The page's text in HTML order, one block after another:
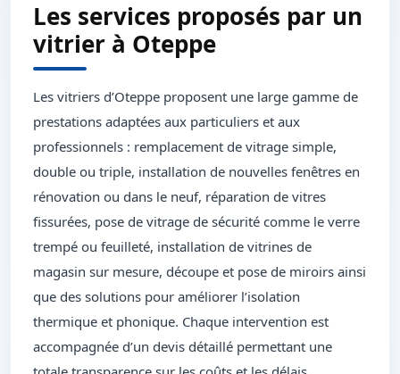
Les services proposés par un
vitrier à Oteppe
Les vitriers d’Oteppe proposent une large gamme de
prestations adaptées aux particuliers et aux
professionnels : remplacement de vitrage simple,
double ou triple, installation de nouvelles fenêtres en
rénovation ou dans le neuf, réparation de vitres
fissurées, pose de vitrage de sécurité comme le verre
trempé ou feuilleté, installation de vitrines de
magasin sur mesure, découpe et pose de miroirs ainsi
que des solutions pour améliorer l’isolation
thermique et phonique. Chaque intervention est
accompagnée d’un devis détaillé permettant une